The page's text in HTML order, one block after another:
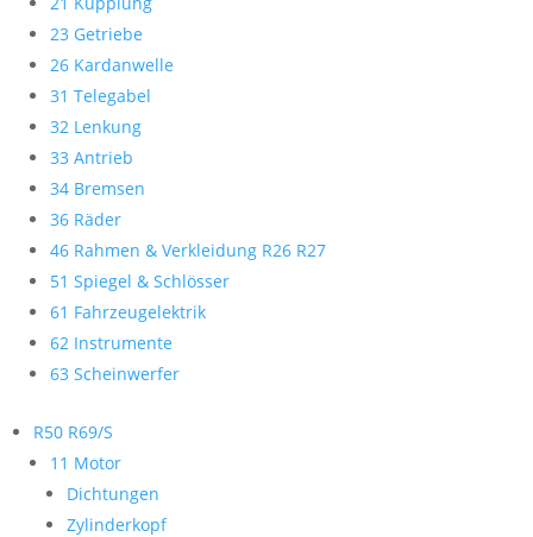
23 Getriebe
26 Kardanwelle
31 Telegabel
32 Lenkung
33 Antrieb
34 Bremsen
36 Räder
46 Rahmen & Verkleidung R26 R27
51 Spiegel & Schlösser
61 Fahrzeugelektrik
62 Instrumente
63 Scheinwerfer
R50 R69/S
11 Motor
Dichtungen
Zylinderkopf